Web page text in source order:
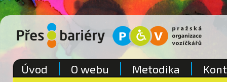
Úvod O webu Metodika